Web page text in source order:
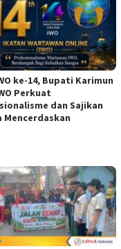
ke-14, Bupati Karimun
Perkuat
dan Sajikan
Mencerdaskan